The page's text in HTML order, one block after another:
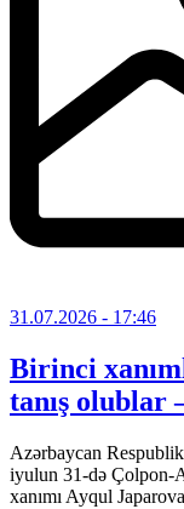
31.07.2026 - 17:46
Birinci
tanış olublar
Azərbaycan
iyulun 31-də Çolpon-
xanımı Ayqul